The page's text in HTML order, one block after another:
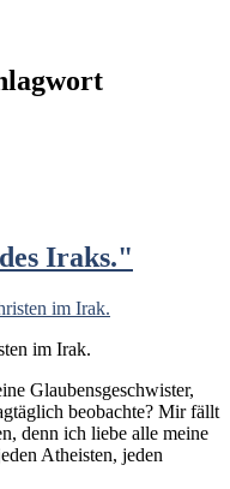
Iraks."
im Irak.
Glaubensgeschwister,
beobachte? Mir fällt
denn ich liebe alle meine
Atheisten, jeden